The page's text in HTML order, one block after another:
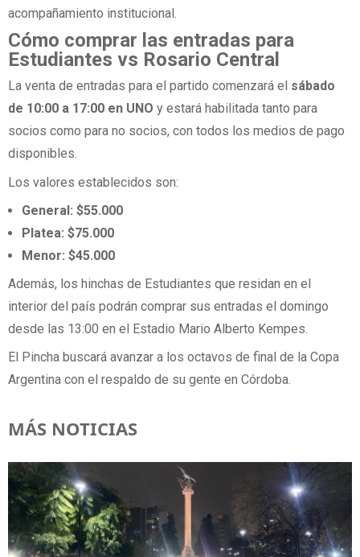
acompañamiento institucional.
Cómo comprar las entradas para
Estudiantes vs Rosario Central
La venta de entradas para el partido comenzará el sábado
de 10:00 a 17:00 en UNO y estará habilitada tanto para
socios como para no socios, con todos los medios de pago
disponibles.
Los valores establecidos son:
General: $55.000
Platea: $75.000
Menor: $45.000
Además, los hinchas de Estudiantes que residan en el
interior del país podrán comprar sus entradas el domingo
desde las 13:00 en el Estadio Mario Alberto Kempes.
El Pincha buscará avanzar a los octavos de final de la Copa
Argentina con el respaldo de su gente en Córdoba.
MÁS NOTICIAS